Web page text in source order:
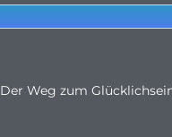
Der Weg zum